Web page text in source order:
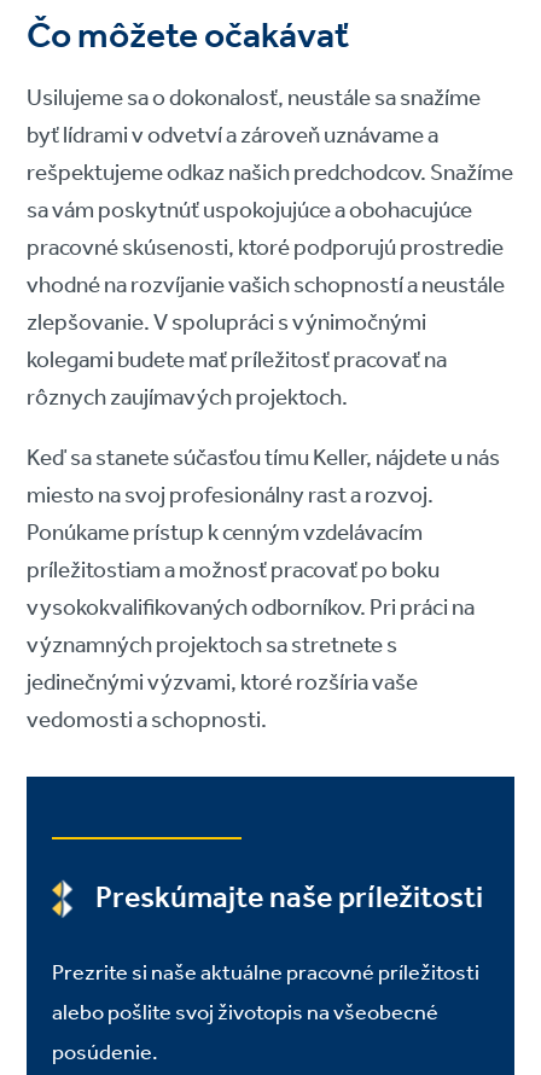
Čo môžete očakávať
Usilujeme sa o dokonalosť, neustále sa snažíme
byť lídrami v odvetví a zároveň uznávame a
rešpektujeme odkaz našich predchodcov. Snažíme
sa vám poskytnúť uspokojujúce a obohacujúce
pracovné skúsenosti, ktoré podporujú prostredie
vhodné na rozvíjanie vašich schopností a neustále
zlepšovanie. V spolupráci s výnimočnými
kolegami budete mať príležitosť pracovať na
rôznych zaujímavých projektoch.
Keď sa stanete súčasťou tímu Keller, nájdete u nás
miesto na svoj profesionálny rast a rozvoj.
Ponúkame prístup k cenným vzdelávacím
príležitostiam a možnosť pracovať po boku
vysokokvalifikovaných odborníkov. Pri práci na
významných projektoch sa stretnete s
jedinečnými výzvami, ktoré rozšíria vaše
vedomosti a schopnosti.
Preskúmajte naše príležitosti
Prezrite si naše aktuálne pracovné príležitosti
alebo pošlite svoj životopis na všeobecné
posúdenie.